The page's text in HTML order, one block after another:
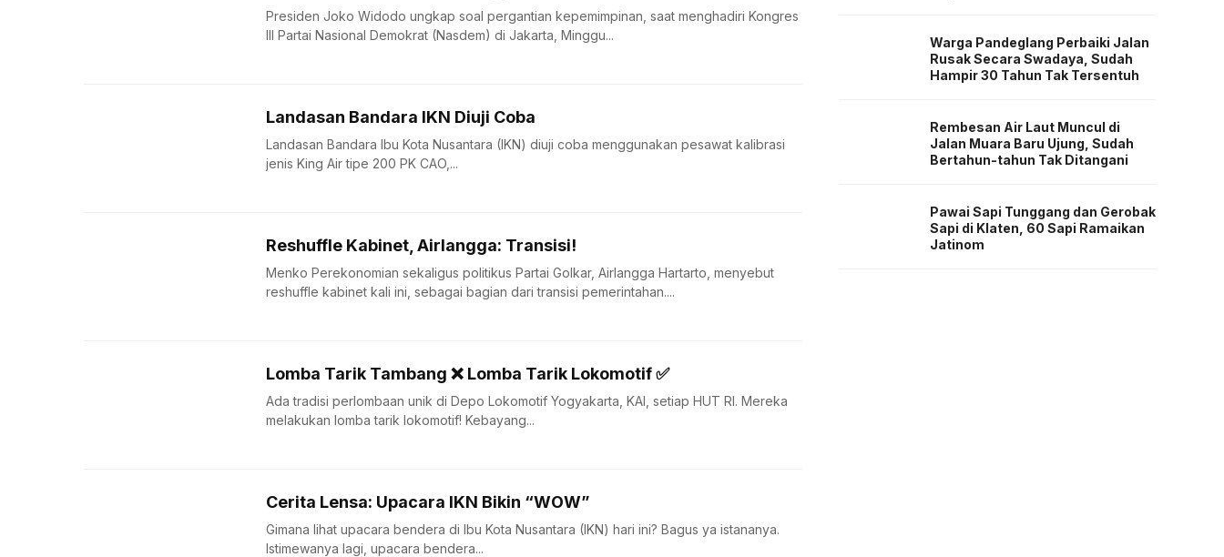
Presiden Joko Widodo ungkap soal pergantian kepemimpinan, saat menghadiri Kongres
III Partai Nasional Demokrat (Nasdem) di Jakarta, Minggu...
Landasan Bandara IKN Diuji Coba
Landasan Bandara Ibu Kota Nusantara (IKN) diuji coba menggunakan pesawat kalibrasi
jenis King Air tipe 200 PK CAO,...
Reshuffle Kabinet, Airlangga: Transisi!
Menko Perekonomian sekaligus politikus Partai Golkar, Airlangga Hartarto, menyebut
reshuffle kabinet kali ini, sebagai bagian dari transisi pemerintahan....
Lomba Tarik Tambang ❌ Lomba Tarik Lokomotif ✅
Ada tradisi perlombaan unik di Depo Lokomotif Yogyakarta, KAI, setiap HUT RI. Mereka
melakukan lomba tarik lokomotif! Kebayang...
Cerita Lensa: Upacara IKN Bikin “WOW”
Gimana lihat upacara bendera di Ibu Kota Nusantara (IKN) hari ini? Bagus ya istananya.
Istimewanya lagi, upacara bendera...
Warga Pandeglang Perbaiki Jalan
Rusak Secara Swadaya, Sudah
Hampir 30 Tahun Tak Tersentuh
Rembesan Air Laut Muncul di
Jalan Muara Baru Ujung, Sudah
Bertahun-tahun Tak Ditangani
Pawai Sapi Tunggang dan Gerobak
Sapi di Klaten, 60 Sapi Ramaikan
Jatinom